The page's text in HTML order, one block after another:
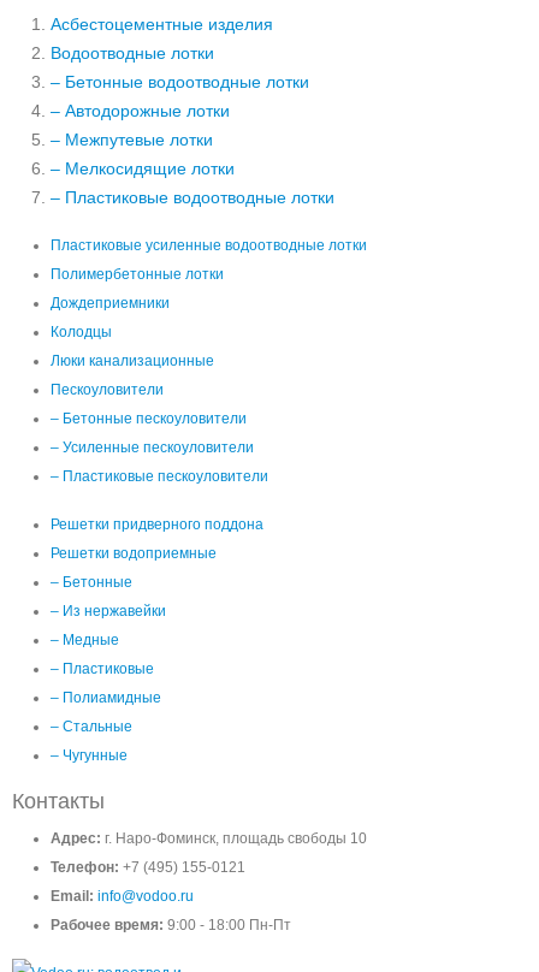
Асбестоцементные изделия
Водоотводные лотки
– Бетонные водоотводные лотки
– Автодорожные лотки
– Межпутевые лотки
– Мелкосидящие лотки
– Пластиковые водоотводные лотки
Пластиковые усиленные водоотводные лотки
Полимербетонные лотки
Дождеприемники
Колодцы
Люки канализационные
Пескоуловители
– Бетонные пескоуловители
– Усиленные пескоуловители
– Пластиковые пескоуловители
Решетки придверного поддона
Решетки водоприемные
– Бетонные
– Из нержавейки
– Медные
– Пластиковые
– Полиамидные
– Стальные
– Чугунные
Контакты
Адрес: г. Наро-Фоминск, площадь свободы 10
Телефон: +7 (495) 155-0121
Email: info@vodoo.ru
Рабочее время: 9:00 - 18:00 Пн-Пт